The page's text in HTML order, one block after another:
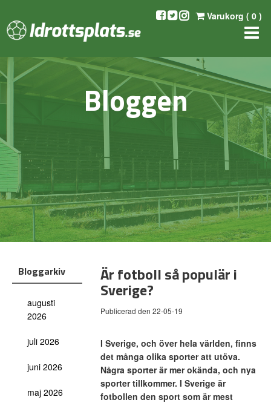
Varukorg ( 0 )
Bloggen
Bloggarkiv
augusti
2026
juli 2026
juni 2026
maj 2026
Är fotboll så populär i
Sverige?
Publicerad den 22-05-19
I Sverige, och över hela världen, finns
det många olika sporter att utöva.
Några sporter är mer okända, och nya
sporter tillkommer. I Sverige är
fotbollen den sport som är mest